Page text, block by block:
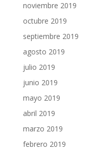
noviembre 2019
octubre 2019
septiembre 2019
agosto 2019
julio 2019
junio 2019
mayo 2019
abril 2019
marzo 2019
febrero 2019